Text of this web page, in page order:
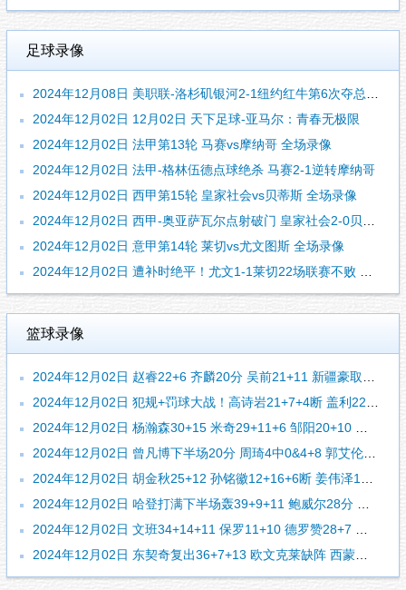
足球录像
2024年12月08日 美职联-洛杉矶银河2-1纽约红牛第6次夺总冠军 罗伊斯个人联赛首冠
2024年12月02日 12月02日 天下足球-亚马尔：青春无极限
2024年12月02日 法甲第13轮 马赛vs摩纳哥 全场录像
2024年12月02日 法甲-格林伍德点球绝杀 马赛2-1逆转摩纳哥
2024年12月02日 西甲第15轮 皇家社会vs贝蒂斯 全场录像
2024年12月02日 西甲-奥亚萨瓦尔点射破门 皇家社会2-0贝蒂斯
2024年12月02日 意甲第14轮 莱切vs尤文图斯 全场录像
2024年12月02日 遭补时绝平！尤文1-1莱切22场联赛不败 雷比奇绝平坎比亚索破门
篮球录像
2024年12月02日 赵睿22+6 齐麟20分 吴前21+11 新疆豪取7连胜&终结浙江5连胜
2024年12月02日 犯规+罚球大战！高诗岩21+7+4断 盖利22+7 山东送上海6连败
2024年12月02日 杨瀚森30+15 米奇29+11+6 邹阳20+10 青岛险胜福建
2024年12月02日 曾凡博下半场20分 周琦4中0&4+8 郭艾伦7分 北京大胜广州
2024年12月02日 胡金秋25+12 孙铭徽12+16+6断 姜伟泽18+9+7 广厦力克吉林
2024年12月02日 哈登打满下半场轰39+9+11 鲍威尔28分 约基奇3双 快船胜掘金
2024年12月02日 文班34+14+11 保罗11+10 德罗赞28+7 马刺险胜国王
2024年12月02日 东契奇复出36+7+13 欧文克莱缺阵 西蒙斯27分 独行侠胜开拓者